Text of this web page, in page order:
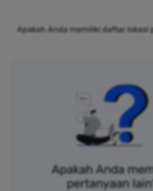
Apakah Anda memiliki daftar lokasi
Apakah Anda
pertanyaan